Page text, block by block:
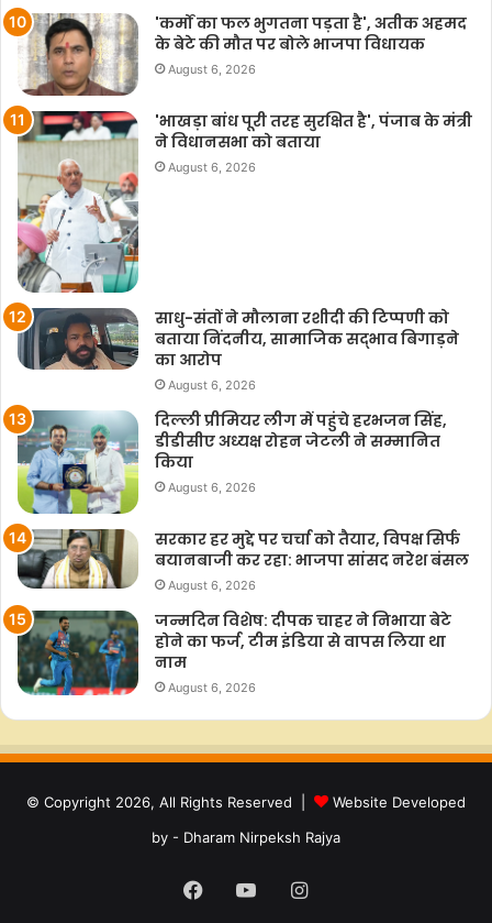
'कर्मों का फल भुगतना पड़ता है', अतीक अहमद
के बेटे की मौत पर बोले भाजपा विधायक
August 6, 2026
'भाखड़ा बांध पूरी तरह सुरक्षित है', पंजाब के मंत्री
ने विधानसभा को बताया
August 6, 2026
साधु-संतों ने मौलाना रशीदी की टिप्‍पणी को
बताया निंदनीय, सामाजिक सद्भाव बिगाड़ने
का आरोप
August 6, 2026
दिल्ली प्रीमियर लीग में पहुंचे हरभजन सिंह,
डीडीसीए अध्यक्ष रोहन जेटली ने सम्मानित
किया
August 6, 2026
सरकार हर मुद्दे पर चर्चा को तैयार, विपक्ष सिर्फ
बयानबाजी कर रहा: भाजपा सांसद नरेश बंसल
August 6, 2026
जन्मदिन विशेष: दीपक चाहर ने निभाया बेटे
होने का फर्ज, टीम इंडिया से वापस लिया था
नाम
August 6, 2026
© Copyright 2026, All Rights Reserved |
Website Developed
by - Dharam Nirpeksh Rajya
Facebook
YouTubeInstagram